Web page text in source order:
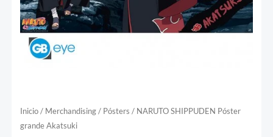
Inicio/ Merchandising/ Pósters / NARUTO SHIPPUDEN Póster
grande Akatsuki